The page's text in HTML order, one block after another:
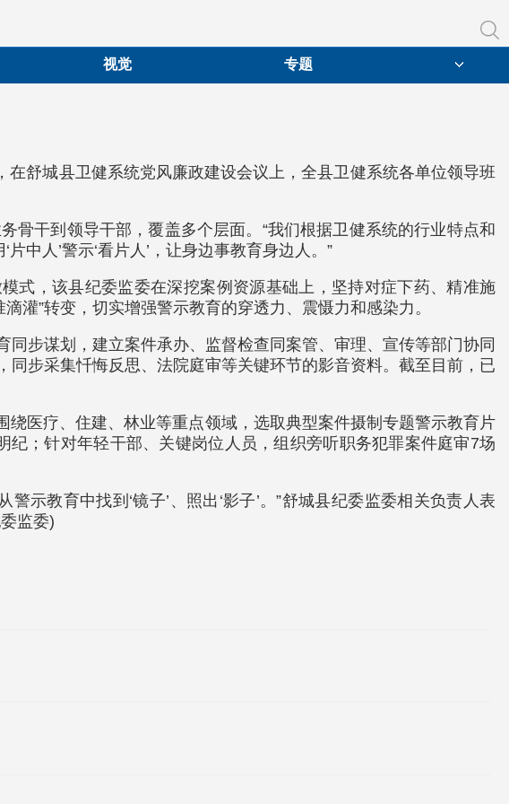
视觉 专题
舒城县卫健系统党风廉政建设会议上，全县卫健系统各单位领导班
骨干到领导干部，覆盖多个层面。“我们根据卫健系统的行业特点和
中人’警示‘看片人’，让身边事教育身边人。”
式，该县纪委监委在深挖案例资源基础上，坚持对症下药、精准施
灌”转变，切实增强警示教育的穿透力、震慑力和感染力。
步谋划，建立案件承办、监督检查同案管、审理、宣传等部门协同
步采集忏悔反思、法院庭审等关键环节的影音资料。截至目前，已
绕医疗、住建、林业等重点领域，选取典型案件摄制专题警示教育片
纪；针对年轻干部、关键岗位人员，组织旁听职务犯罪案件庭审7场
示教育中找到‘镜子’、照出‘影子’。”舒城县纪委监委相关负责人表
监委)